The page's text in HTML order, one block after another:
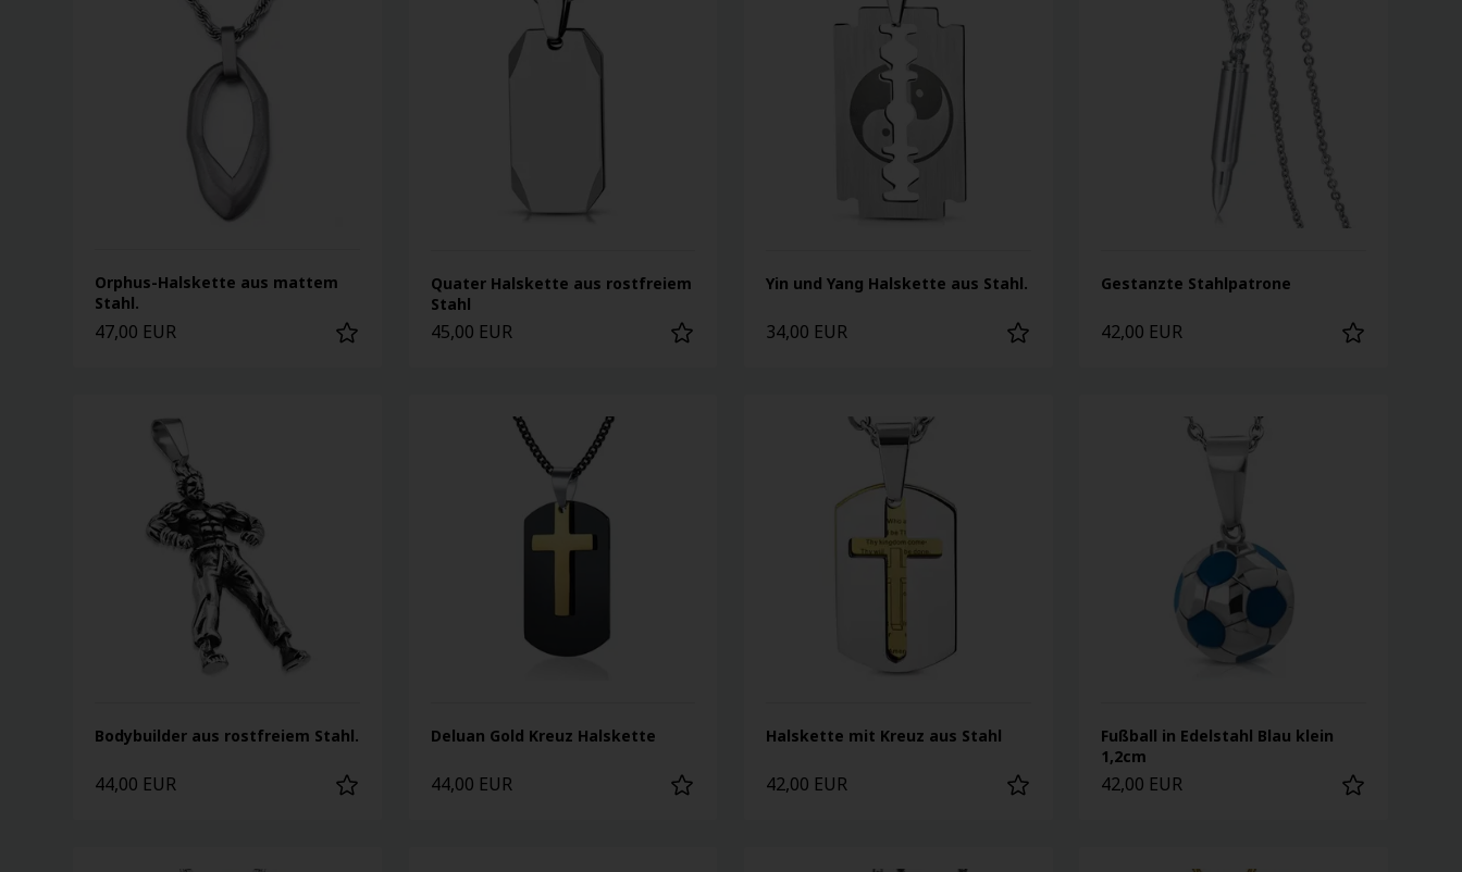
Orphus-Halskette aus mattem
Stahl.
47,00 EUR
Quater Halskette aus rostfreiem
Stahl
45,00 EUR
Yin und Yang Halskette aus Stahl.
34,00 EUR
Gestanzte Stahlpatrone
42,00 EUR
Bodybuilder aus rostfreiem Stahl.
44,00 EUR
Deluan Gold Kreuz Halskette
44,00 EUR
Halskette mit Kreuz aus Stahl
42,00 EUR
Fußball in Edelstahl Blau klein
1,2cm
42,00 EUR